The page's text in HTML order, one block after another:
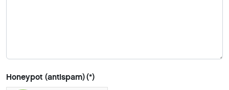
Honeypot (antispam)(*)